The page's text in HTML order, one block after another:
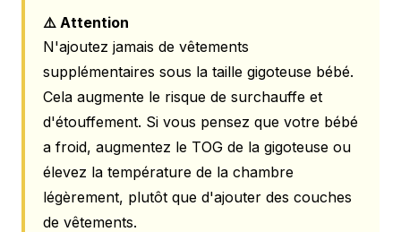
⚠️ Attention
N'ajoutez jamais de vêtements
supplémentaires sous la taille gigoteuse bébé.
Cela augmente le risque de surchauffe et
d'étouffement. Si vous pensez que votre bébé
a froid, augmentez le TOG de la gigoteuse ou
élevez la température de la chambre
légèrement, plutôt que d'ajouter des couches
de vêtements.